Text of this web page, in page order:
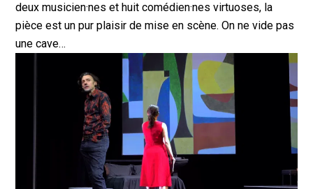
deux musicien·nes et huit comédien·nes virtuoses, la
pièce est un pur plaisir de mise en scène. On ne vide pas
une cave…